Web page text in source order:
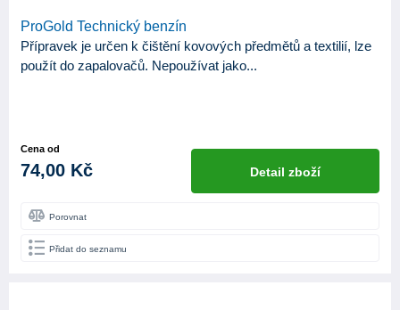
ProGold Technický benzín
Přípravek je určen k čištění kovových předmětů a textilií, lze
použít do zapalovačů. Nepoužívat jako...
Cena od
74,00 Kč Detail zboží
Porovnat
Přidat do seznamu